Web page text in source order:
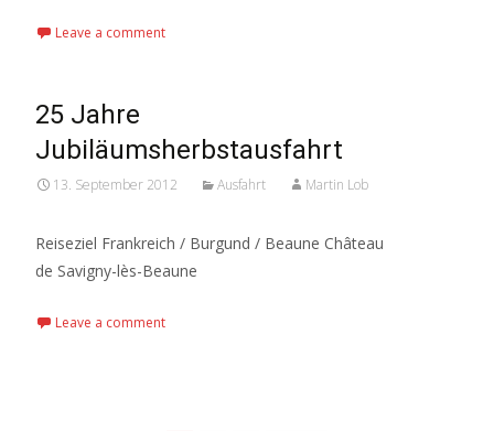
Leave a comment
25 Jahre
Jubiläumsherbstausfahrt
13. September 2012 Ausfahrt Martin Lob
Reiseziel Frankreich / Burgund / Beaune Château
de Savigny-lès-Beaune
Leave a comment